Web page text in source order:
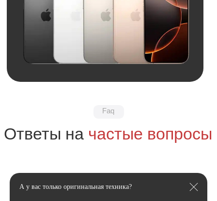
А у вас только оригинальная техника?
Оставьте заявку и мы свяжемся